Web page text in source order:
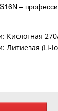
–
Кислотная
Литиевая (Li-